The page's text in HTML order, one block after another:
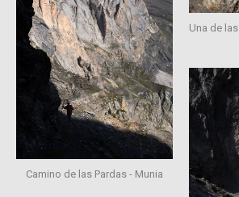
Camino de las Pardas - Munia